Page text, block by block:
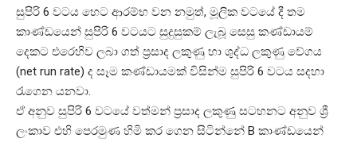
සුපිරි 6 වටය හෙට ආරම්භ වන නමුත්, මූලික වටයේ දී තම
කාණ්ඩයෙන් සුපිරි 6 වටයට සුදුසුකම් ලැබූ සෙසු කණ්ඩායම්
දෙකට එරෙහිව ලබා ගත් ප්‍රසාද ලකුණු හා ශුද්ධ ලකුණු වේගය
(net run rate) ද සෑම කණ්ඩායමක් විසින්ම සුපිරි 6 වටය සදහා
රැගෙන යනවා.
ඒ අනුව සුපිරි 6 වටයේ වත්මන් ප්‍රසාද ලකුණු සටහනට අනුව ශ්‍රී
ලංකාව එහි පෙරමුණ හිමි කර ගෙන සිටින්නේ B කාණ්ඩයෙන්